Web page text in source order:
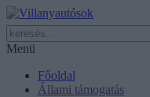
Menü
Főoldal
Állami támogatás